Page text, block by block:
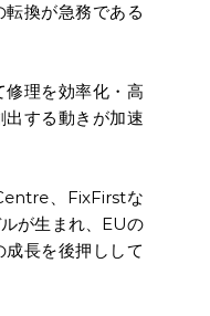
換が急務である
理を効率化・高
する動きが加速
、FixFirstな
が生まれ、EUの
成長を後押しして